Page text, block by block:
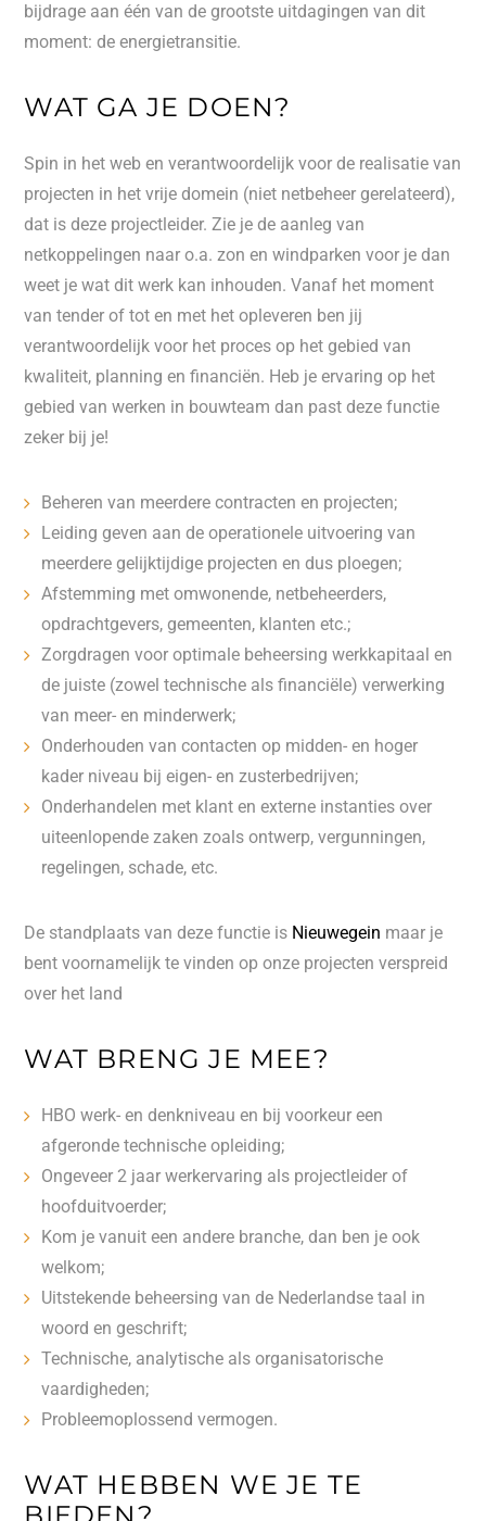
bijdrage aan één van de grootste uitdagingen van dit
moment: de energietransitie.
WAT GA JE DOEN?
Spin in het web en verantwoordelijk voor de realisatie van
projecten in het vrije domein (niet netbeheer gerelateerd),
dat is deze projectleider. Zie je de aanleg van
netkoppelingen naar o.a. zon en windparken voor je dan
weet je wat dit werk kan inhouden. Vanaf het moment
van tender of tot en met het opleveren ben jij
verantwoordelijk voor het proces op het gebied van
kwaliteit, planning en financiën. Heb je ervaring op het
gebied van werken in bouwteam dan past deze functie
zeker bij je!
Beheren van meerdere contracten en projecten;
Leiding geven aan de operationele uitvoering van
meerdere gelijktijdige projecten en dus ploegen;
Afstemming met omwonende, netbeheerders,
opdrachtgevers, gemeenten, klanten etc.;
Zorgdragen voor optimale beheersing werkkapitaal en
de juiste (zowel technische als financiële) verwerking
van meer- en minderwerk;
Onderhouden van contacten op midden- en hoger
kader niveau bij eigen- en zusterbedrijven;
Onderhandelen met klant en externe instanties over
uiteenlopende zaken zoals ontwerp, vergunningen,
regelingen, schade, etc.
De standplaats van deze functie is Nieuwegein maar je
bent voornamelijk te vinden op onze projecten verspreid
over het land
WAT BRENG JE MEE?
HBO werk- en denkniveau en bij voorkeur een
afgeronde technische opleiding;
Ongeveer 2 jaar werkervaring als projectleider of
hoofduitvoerder;
Kom je vanuit een andere branche, dan ben je ook
welkom;
Uitstekende beheersing van de Nederlandse taal in
woord en geschrift;
Technische, analytische als organisatorische
vaardigheden;
Probleemoplossend vermogen.
WAT HEBBEN WE JE TE